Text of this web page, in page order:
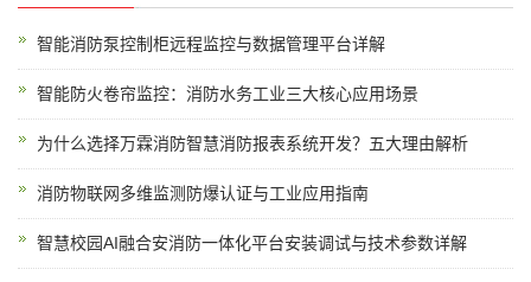
智能消防泵控制柜远程监控与数据管理平台详解
智能防火卷帘监控：消防水务工业三大核心应用场景
为什么选择万霖消防智慧消防报表系统开发？五大理由解析
消防物联网多维监测防爆认证与工业应用指南
智慧校园AI融合安消防一体化平台安装调试与技术参数详解